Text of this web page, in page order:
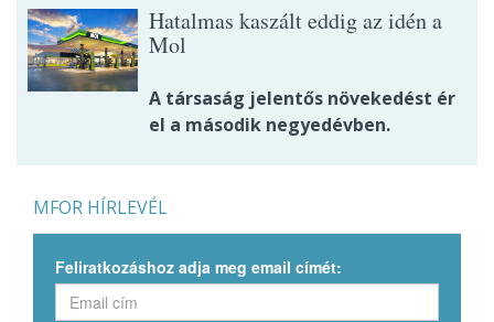
Hatalmas kaszált eddig az idén a
Mol
A társaság jelentős növekedést ér
el a második negyedévben.
MFOR HÍRLEVÉL
Feliratkozáshoz adja meg email címét: